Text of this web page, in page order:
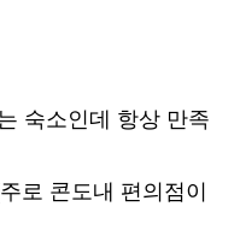
숙소인데 항상 만족
로 콘도내 편의점이